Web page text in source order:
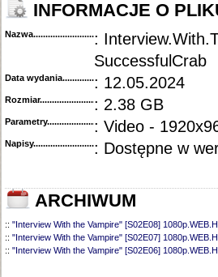
INFORMACJE O
Nazwa.............................................
:
SuccessfulCrab
Data wydania......................................
: 12.05.2024
Rozmiar...........................................
: 2.38 GB
Parametry.........................................
: Video -
Napisy............................................: Dostępne w
ARCHIWUM
:: "Interview With the Vampire" [S02E08]
:: "Interview With the Vampire" [S02E07]
:: "Interview With the Vampire" [S02E06]